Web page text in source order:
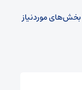
بخش‌های موردنیاز